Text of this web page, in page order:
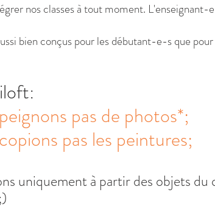
nos classes à tout moment.
bien conçus pour les débutant-e-s que
pas de photos*;
pas les peintures;
uniquement à partir des objets